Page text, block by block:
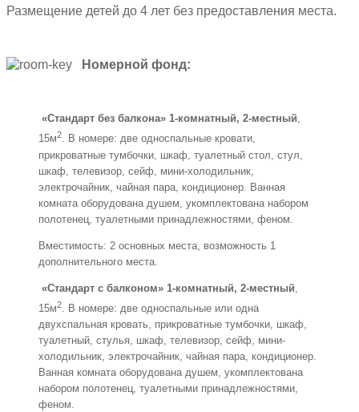
Размещение детей до 4 лет без предоставления места.
Номерной фонд:
«Стандарт без балкона» 1-комнатный, 2-местный,
15м2. В номере: две односпальные кровати,
прикроватные тумбочки, шкаф, туалетный стол, стул,
шкаф, телевизор, сейф, мини-холодильник,
электрочайник, чайная пара, кондиционер. Ванная
комната оборудована душем, укомплектована набором
полотенец, туалетными принадлежностями, феном.
Вместимость: 2 основных места, возможность 1
дополнительного места.
«Стандарт с балконом» 1-комнатный, 2-местный
15м2. В номере: две односпальные или одна
двухспальная кровать, прикроватные тумбочки, шкаф,
туалетный, стулья, шкаф, телевизор, сейф, мини-
холодильник, электрочайник, чайная пара, кондиционер.
Ванная комната оборудована душем, укомплектована
набором полотенец, туалетными принадлежностями,
феном.